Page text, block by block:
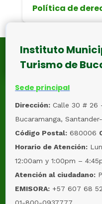
Política de
Instituto
Turismo de
Sede principal
Dirección: Calle 30 # 26
Bucaramanga,
Código Postal: 680006
Horario de Atención:
12:00am y 1:00pm –
Atención al ciudadano:
EMISORA: +57 607 68